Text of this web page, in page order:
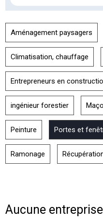
Aménagement paysagers
Climatisation, chauffage
Entrepreneurs en
ingénieur forestier
Peinture Portes et
Ramonage
Aucune